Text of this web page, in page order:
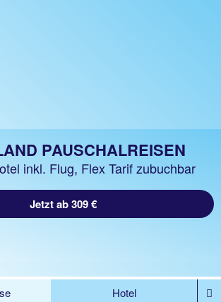
PAUSCHALREISEN
inkl. Flug, Flex Tarif zubuchbar
Jetzt ab 309 €
Hotel